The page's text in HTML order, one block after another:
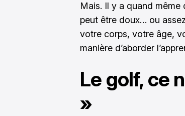
Mais. Il y a quand
peut être doux… ou
votre corps, votre âge,
manière d’aborder
Le golf, ce
»